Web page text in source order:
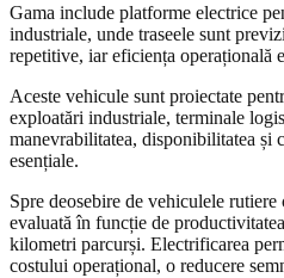
Gama include platforme electrice
industriale, unde traseele sunt
repetitive, iar eficiența operațională
Aceste vehicule sunt proiectate
exploatări industriale, terminale
manevrabilitatea, disponibilitatea și
esențiale.
Spre deosebire de vehiculele rutiere
evaluată în funcție de
kilometri parcurși. Electrificarea
costului operațional, o reducere